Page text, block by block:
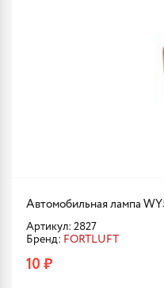
Автомобильная лампа
Артикул: 2827
Бренд: FORTLUFT
10 ₽